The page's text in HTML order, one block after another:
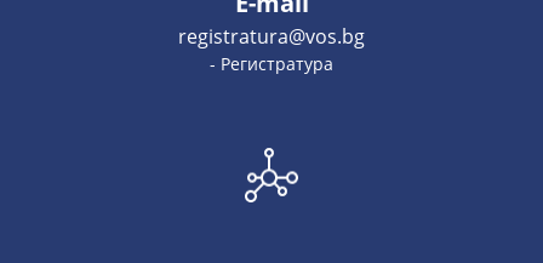
registratura@vos.bg
- Регистратура